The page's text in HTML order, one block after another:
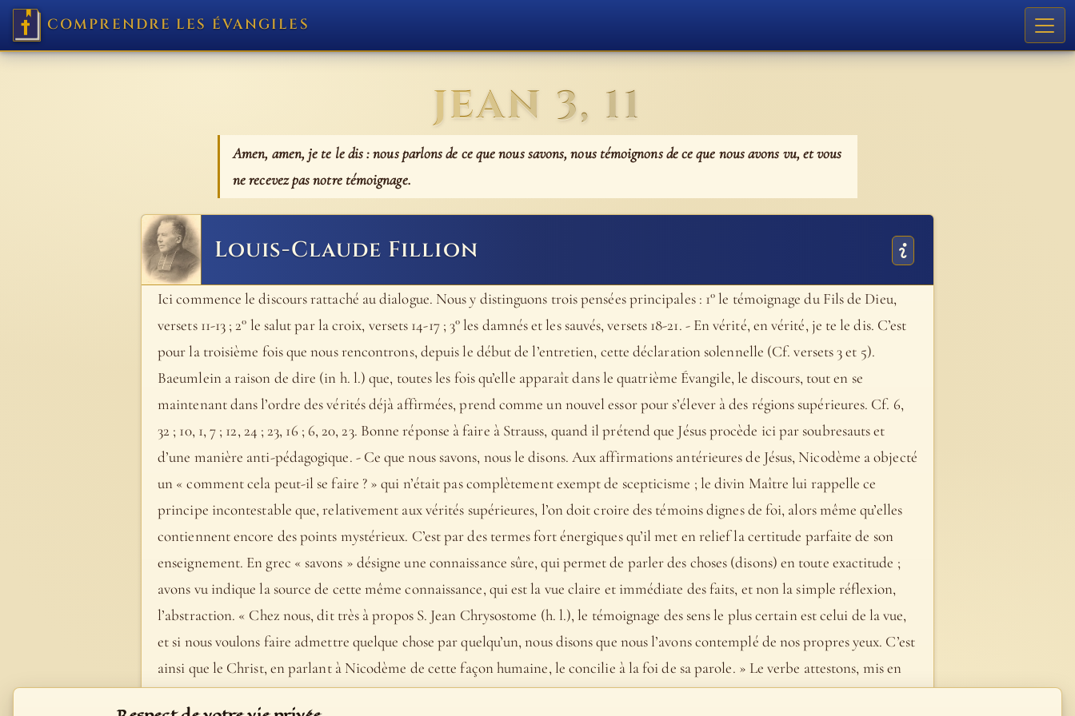
COMPRENDRE LES ÉVANGILES
JEAN 3, 11
Amen, amen, je te le dis : nous parlons de ce que nous savons, nous témoignons de ce que nous avons vu, et vous
ne recevez pas notre témoignage.
Louis-Claude Fillion
Ici commence le discours rattaché au dialogue. Nous y distinguons trois pensées principales : 1° le témoignage du Fils de Dieu,
versets 11-13 ; 2° le salut par la croix, versets 14-17 ; 3° les damnés et les sauvés, versets 18-21. - En vérité, en vérité, je te le dis. C’est
pour la troisième fois que nous rencontrons, depuis le début de l’entretien, cette déclaration solennelle (Cf. versets 3 et 5).
Baeumlein a raison de dire (in h. l.) que, toutes les fois qu’elle apparaît dans le quatrième Évangile, le discours, tout en se
maintenant dans l’ordre des vérités déjà affirmées, prend comme un nouvel essor pour s’élever à des régions supérieures. Cf. 6,
32 ; 10, 1, 7 ; 12, 24 ; 23, 16 ; 6, 20, 23. Bonne réponse à faire à Strauss, quand il prétend que Jésus procède ici par soubresauts et
d’une manière anti-pédagogique. - Ce que nous savons, nous le disons. Aux affirmations antérieures de Jésus, Nicodème a objecté
un « comment cela peut-il se faire ? » qui n’était pas complètement exempt de scepticisme ; le divin Maître lui rappelle ce
principe incontestable que, relativement aux vérités supérieures, l’on doit croire des témoins dignes de foi, alors même qu’elles
contiennent encore des points mystérieux. C’est par des termes fort énergiques qu’il met en relief la certitude parfaite de son
enseignement. En grec « savons » désigne une connaissance sûre, qui permet de parler des choses (disons) en toute exactitude ;
avons vu indique la source de cette même connaissance, qui est la vue claire et immédiate des faits, et non la simple réflexion,
l’abstraction. « Chez nous, dit très à propos S. Jean Chrysostome (h. l.), le témoignage des sens le plus certain est celui de la vue,
et si nous voulons faire admettre quelque chose par quelqu’un, nous disons que nous l’avons contemplé de nos propres yeux. C’est
ainsi que le Christ, en parlant à Nicodème de cette façon humaine, le concilie à la foi de sa parole. » Le verbe attestons, mis en
corrélation avec « avons vu », est plus expressif que « disons », de même que « avons vu » l’emporte en vigueur sur « savons ». Ce